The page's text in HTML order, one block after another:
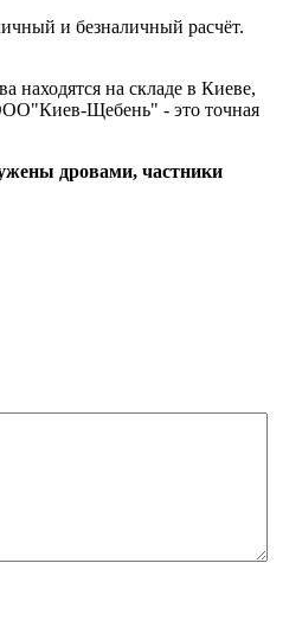
и безналичный расчёт.
находятся на складе в Киеве,
ООО"Киев-Щебень" - это точная
дровами, частники